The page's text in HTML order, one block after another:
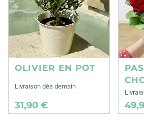
OLIVIER EN POT
Livraison dès demain
31,90 €